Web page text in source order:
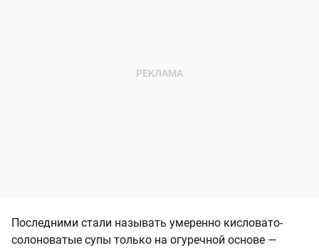
Последними стали называть умеренно кисловато-
солоноватые супы только на огуречной основе —